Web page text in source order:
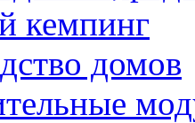
кемпинг
домов